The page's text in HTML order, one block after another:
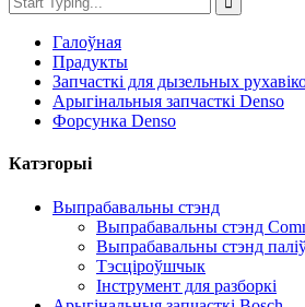
Галоўная
Прадукты
Запчасткі для дызельных
Арыгінальныя запчасткі Denso
Форсунка Denso
Катэгорыі
Выпрабавальны стэнд
Выпрабавальны стэнд
Выпрабавальны стэнд
Тэсціроўшчык
Інструмент для разборкі